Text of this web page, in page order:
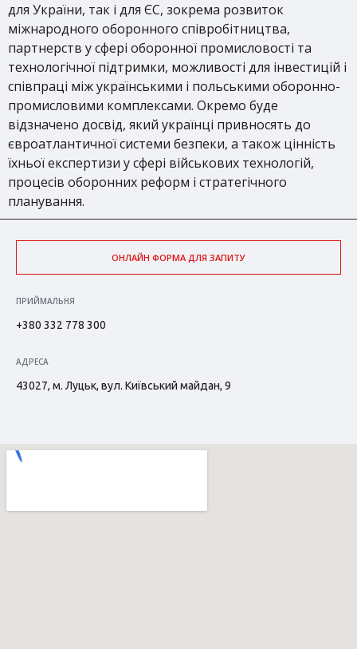
для України, так і для ЄС, зокрема розвиток
міжнародного оборонного співробітництва,
партнерств у сфері оборонної промисловості та
технологічної підтримки, можливості для інвестицій і
співпраці між українськими і польськими оборонно-
промисловими комплексами. Окремо буде
відзначено досвід, який українці привносять до
євроатлантичної системи безпеки, а також цінність
їхньої експертизи у сфері військових технологій,
процесів оборонних реформ і стратегічного
планування.
ОНЛАЙН ФОРМА ДЛЯ ЗАПИТУ
ПРИЙМАЛЬНЯ
+380 332 778 300
АДРЕСА
43027, м. Луцьк, вул. Київський майдан, 9